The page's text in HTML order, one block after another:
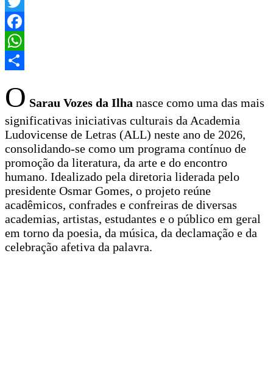
Twitter
Facebook
WhatsApp
O Sarau Vozes da Ilha nasce como uma das mais
significativas iniciativas culturais da Academia
Ludovicense de Letras (ALL) neste ano de 2026,
consolidando-se como um programa contínuo de
promoção da literatura, da arte e do encontro
humano. Idealizado pela diretoria liderada pelo
presidente Osmar Gomes, o projeto reúne
acadêmicos, confrades e confreiras de diversas
academias, artistas, estudantes e o público em geral
em torno da poesia, da música, da declamação e da
celebração afetiva da palavra.